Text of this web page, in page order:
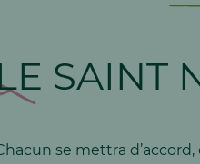
SAINT
se mettra